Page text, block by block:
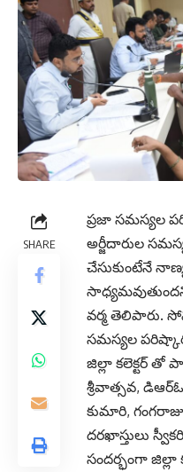
SHARE
ప్రజా సమస్యల
అర్జీదారుల
చేసుకుంటేనే
వర్మ తెలిపారు.
సమస్యల
జిల్లా కలెక్టర్ తో
శ్రీవాత్సవ, డిఆర్ఓ
కుమారి,
దరఖాస్తులు
సందర్భంగా